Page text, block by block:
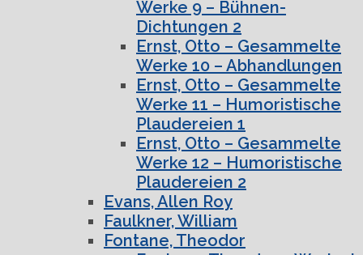
Werke 9 – Bühnen-
Dichtungen 2
Ernst, Otto – Gesammelte
Werke 10 – Abhandlungen
Ernst, Otto – Gesammelte
Werke 11 – Humoristische
Plaudereien 1
Ernst, Otto – Gesammelte
Werke 12 – Humoristische
Plaudereien 2
Evans, Allen Roy
Faulkner, William
Fontane, Theodor